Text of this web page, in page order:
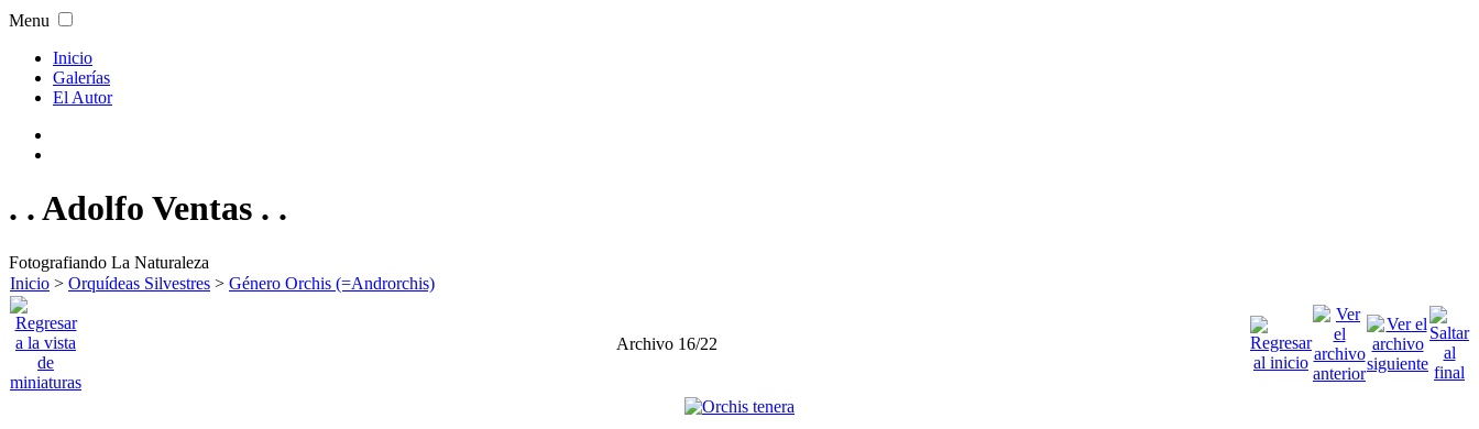
Menu
Inicio
Galerías
El Autor
. . Adolfo Ventas . .
Fotografiando La Naturaleza
Inicio > Orquídeas Silvestres > Género Orchis (=Androrchis)
Archivo 16/22